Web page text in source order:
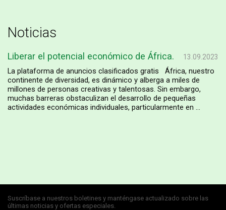
Noticias
13.09.2023
Liberar el potencial económico de África.
La plataforma de anuncios clasificados gratis África, nuestro
continente de diversidad, es dinámico y alberga a miles de
millones de personas creativas y talentosas. Sin embargo,
muchas barreras obstaculizan el desarrollo de pequeñas
actividades económicas individuales, particularmente en ...
Suscríbase a nuestros boletines y manténgase actualizado sobre las
últimas noticias y ofertas especiales.